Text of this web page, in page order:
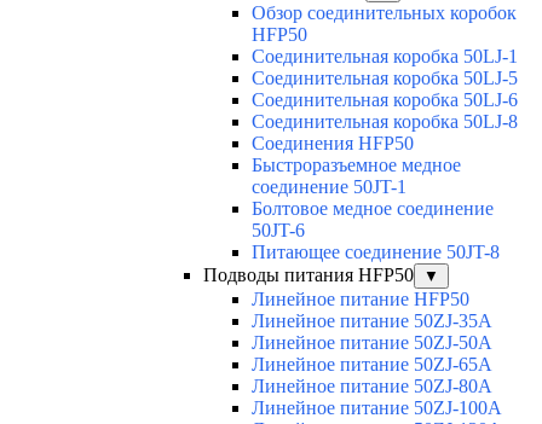
Обзор соединительных коробок
HFP50
Соединительная коробка 50LJ-1
Соединительная коробка 50LJ-5
Соединительная коробка 50LJ-6
Соединительная коробка 50LJ-8
Соединения HFP50
Быстроразъемное медное
соединение 50JT-1
Болтовое медное соединение
50JT-6
Питающее соединение 50JT-8
Подводы питания HFP50
▼
Линейное питание HFP50
Линейное питание 50ZJ-35A
Линейное питание 50ZJ-50A
Линейное питание 50ZJ-65A
Линейное питание 50ZJ-80A
Линейное питание 50ZJ-100A